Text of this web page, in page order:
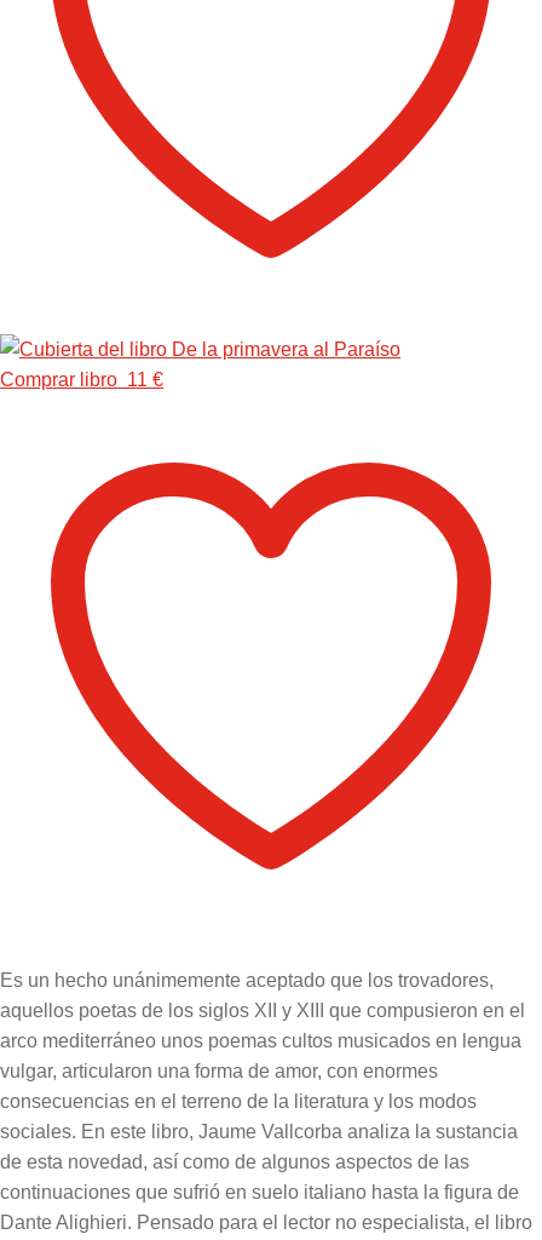
Comprar libro 11 €
Es un hecho unánimemente aceptado que los trovadores,
aquellos poetas de los siglos XII y XIII que compusieron en el
arco mediterráneo unos poemas cultos musicados en lengua
vulgar, articularon una forma de amor, con enormes
consecuencias en el terreno de la literatura y los modos
sociales. En este libro, Jaume Vallcorba analiza la sustancia
de esta novedad, así como de algunos aspectos de las
continuaciones que sufrió en suelo italiano hasta la figura de
Dante Alighieri. Pensado para el lector no especialista, el libro